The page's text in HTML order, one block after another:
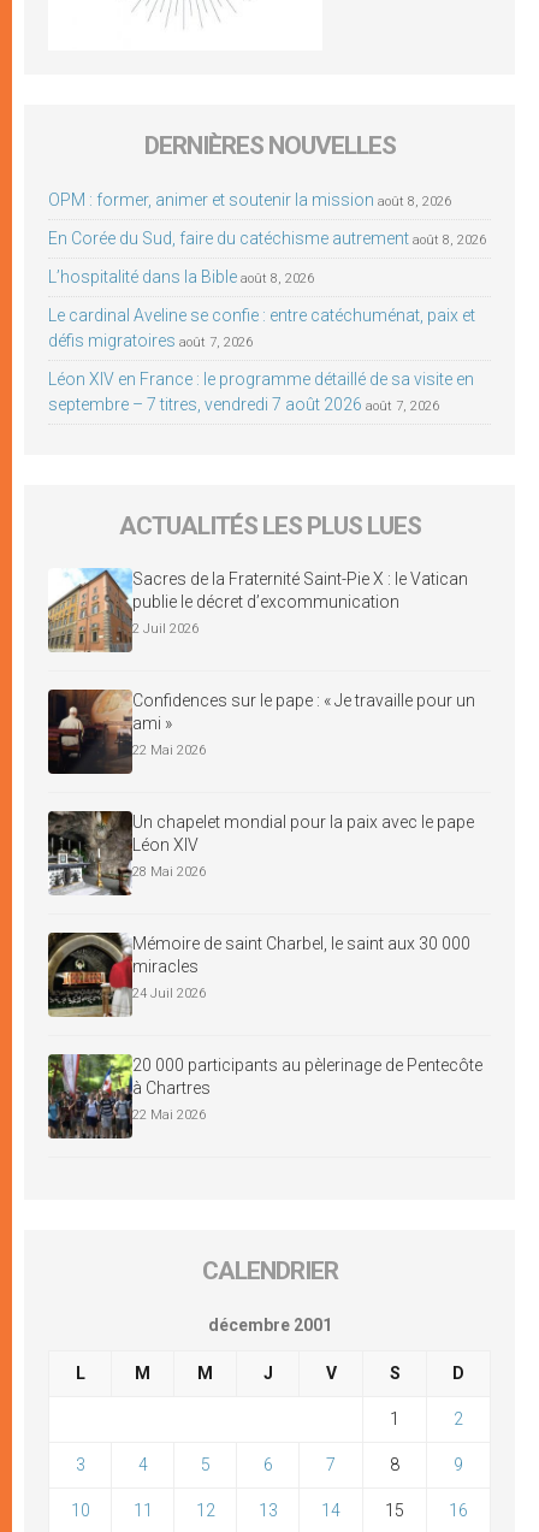
DERNIÈRES NOUVELLES
OPM : former, animer et soutenir la mission août 8, 2026
En Corée du Sud, faire du catéchisme autrement août 8, 2026
L’hospitalité dans la Bible août 8, 2026
Le cardinal Aveline se confie : entre catéchuménat, paix et
défis migratoires août 7, 2026
Léon XIV en France : le programme détaillé de sa visite en
septembre – 7 titres, vendredi 7 août 2026 août 7, 2026
ACTUALITÉS LES PLUS LUES
Sacres de la Fraternité Saint-Pie X : le Vatican
publie le décret d’excommunication
2 Juil 2026
Confidences sur le pape : « Je travaille pour un
ami »
22 Mai 2026
Un chapelet mondial pour la paix avec le pape
Léon XIV
28 Mai 2026
Mémoire de saint Charbel, le saint aux 30 000
miracles
24 Juil 2026
20 000 participants au pèlerinage de Pentecôte
à Chartres
22 Mai 2026
CALENDRIER
décembre 2001
L M M J V S D
1 2
3 4 5 6 7 8 9
10 11 12 13 14 15 16